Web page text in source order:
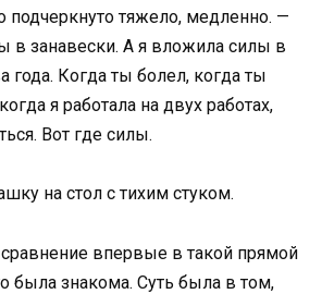
подчеркнуто тяжело, медленно. —
в занавески. А я вложила силы в
года. Когда ты болел, когда ты
я работала на двух работах,
Вот где силы.
на стол с тихим стуком.
впервые в такой прямой
была знакома. Суть была в том,